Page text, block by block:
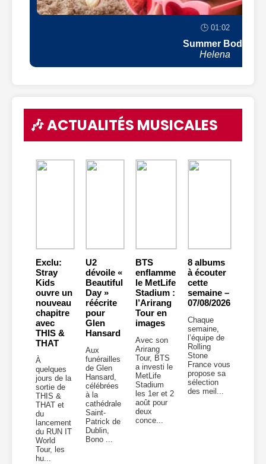
🕒 01:02
Summer Body
Helena
🎶 ACTUALITÉS MUSICALES
Exclu:
Stray
Kids
ouvre un
nouveau
chapitre
avec
THIS &
THAT
À
quelques
jours de la
sortie de
THIS &
THAT et
du
lancement
du RUN IT
World
Tour, les
hu...
U2
dévoile «
Beautiful
Day »
réécrite
pour
Glen
Hansard
Aux
funérailles
de Glen
Hansard,
célébrées
à la
cathédrale
Saint-
Patrick de
Dublin,
Bono ...
BTS
enflamme
le MetLife
Stadium :
l’Arirang
Tour en
images
Avec son
Arirang
Tour, BTS
a investi le
MetLife
Stadium
les 1er et 2
août pour
deux
conce...
8 albums
à écouter
cette
semaine –
07/08/2026
Chaque
semaine,
l’équipe de
Rolling
Stone
France vous
propose sa
sélection
des meil...